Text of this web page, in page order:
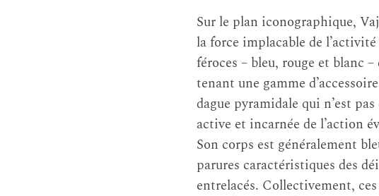
Sur le plan iconographique,
la force implacable de
féroces – bleu, rouge et blanc
tenant une gamme
dague pyramidale qui n’est
active et incarnée de l’action
Son corps est généralement
parures caractéristiques des
entrelacés. Collectivement,